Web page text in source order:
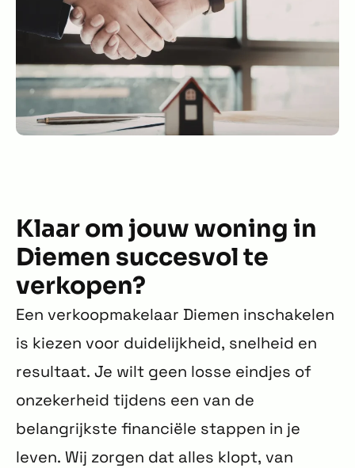
Klaar om jouw woning in
Diemen succesvol te
verkopen?
Een verkoopmakelaar Diemen inschakelen
is kiezen voor duidelijkheid, snelheid en
resultaat. Je wilt geen losse eindjes of
onzekerheid tijdens een van de
belangrijkste financiële stappen in je
leven. Wij zorgen dat alles klopt, van